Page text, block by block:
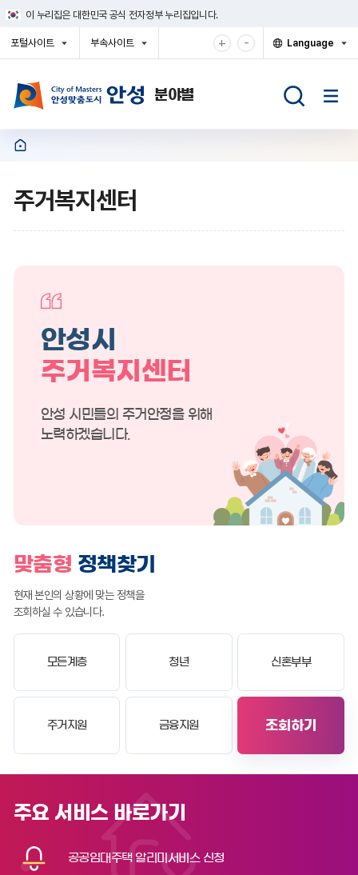
건
너
이 누리집은 대한민국 공식 전자정부 누리집입니다.
포털사이트
부속사이트
+확
대
-축
소
Language
주거복지센터
안성시
주거복지센터
안성 시민들의 주거안정을 위해
노력하겠습니다.
맞춤형 정책찾기
현재 본인의 상황에 맞는 정책을
조회하실 수 있습니다.
모든계층 청년 신혼부부
주거지원 금융지원 조회하기
주요 서비스 바로가기
공공임대주택 알리미서비스 신청